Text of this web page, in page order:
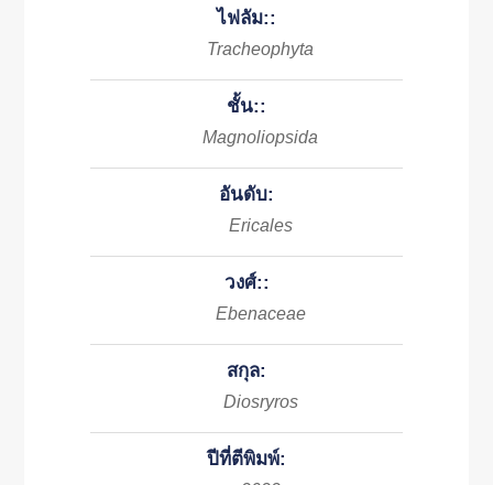
ไฟลัม::
Tracheophyta
ชั้น::
Magnoliopsida
อันดับ:
Ericales
วงศ์::
Ebenaceae
สกุล:
Diosryros
ปีที่ตีพิมพ์: